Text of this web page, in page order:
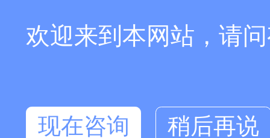
欢迎来到本网站，请
现在咨询 稍后再说